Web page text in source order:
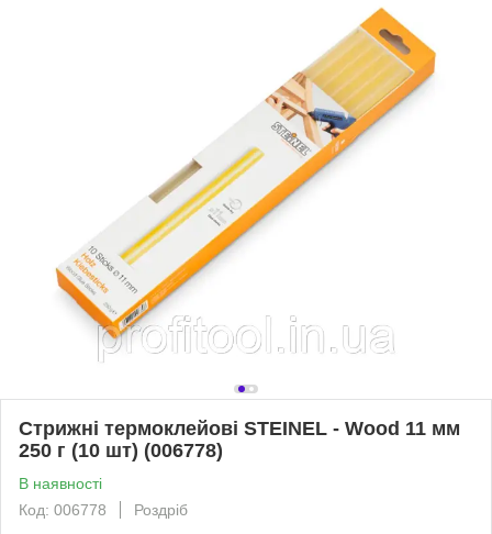
Стрижні термоклейові STEINEL - Wood 11 мм
250 г (10 шт) (006778)
В наявності
Код: 006778
Роздріб